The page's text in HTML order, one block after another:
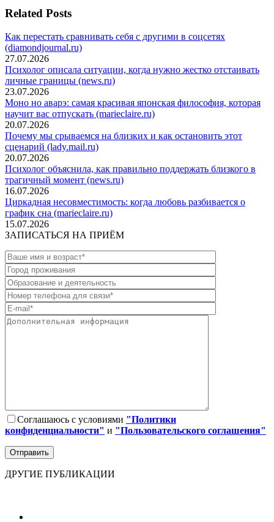
Related Posts
Как перестать сравнивать себя с другими в соцсетях
(diamondjournal.ru)
27.07.2026
Психолог описала ситуации, когда нужно жестко отстаивать
личные границы (news.ru)
23.07.2026
Моно но аварэ: самая красивая японская философия, которая
научит вас отпускать (marieclaire.ru)
20.07.2026
Почему мы срываемся на близких и как остановить этот
сценарий (lady.mail.ru)
20.07.2026
Психолог объяснила, как правильно поддержать близкого в
трагичный момент (news.ru)
16.07.2026
Циркадная несовместимость: когда любовь разбивается о
график сна (marieclaire.ru)
15.07.2026
ЗАПИСАТЬСЯ НА ПРИЁМ
Соглашаюсь с условиями "Политики
конфиденциальности" и "Пользовательского соглашения"
ДРУГИЕ ПУБЛИКАЦИИ